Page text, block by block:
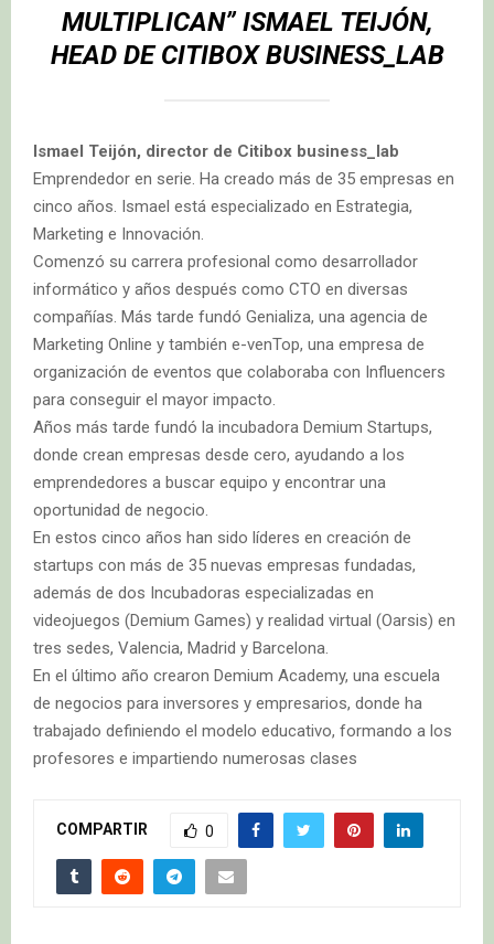
MULTIPLICAN”ISMAEL TEIJÓN,
HEAD DE CITIBOX BUSINESS_LAB
Ismael Teijón, director de Citibox business_lab
Emprendedor en serie. Ha creado más de 35 empresas en
cinco años. Ismael está especializado en Estrategia,
Marketing e Innovación.
Comenzó su carrera profesional como desarrollador
informático y años después como CTO en diversas
compañías. Más tarde fundó Genializa, una agencia de
Marketing Online y también e-venTop, una empresa de
organización de eventos que colaboraba con Influencers
para conseguir el mayor impacto.
Años más tarde fundó la incubadora Demium Startups,
donde crean empresas desde cero, ayudando a los
emprendedores a buscar equipo y encontrar una
oportunidad de negocio.
En estos cinco años han sido líderes en creación de
startups con más de 35 nuevas empresas fundadas,
además de dos Incubadoras especializadas en
videojuegos (Demium Games) y realidad virtual (Oarsis) en
tres sedes, Valencia, Madrid y Barcelona.
En el último año crearon Demium Academy, una escuela
de negocios para inversores y empresarios, donde ha
trabajado definiendo el modelo educativo, formando a los
profesores e impartiendo numerosas clases
COMPARTIR 0